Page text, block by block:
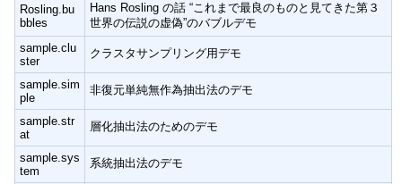
Rosling.bu
bbles
Hans Rosling の話 “これまで最良のものと見てきた第３
世界の伝説の虚偽”のバブルデモ
sample.clu
ster
クラスタサンプリング用デモ
sample.sim
ple
非復元単純無作為抽出法のデモ
sample.str
at
層化抽出法のためのデモ
sample.sys
tem
系統抽出法のデモ